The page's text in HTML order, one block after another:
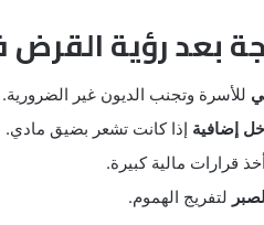
بعد رؤية القرض
للأسرة وتجنب الديون غير الضرورية.
إضافية إذا كانت تشعر بضيق مادي.
قرارات مالية كبيرة.
لتفريج الهموم.